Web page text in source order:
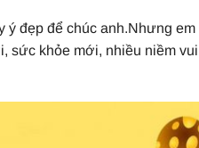
đẹp để chúc anh.Nhưng
sức khỏe mới, nhiều niềm